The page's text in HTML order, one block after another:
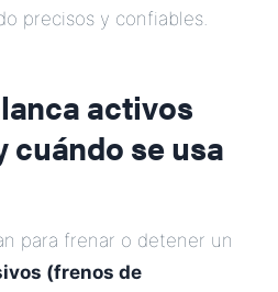
precisos y confiables.
activos
cuándo se usa
para frenar o detener un
(frenos de